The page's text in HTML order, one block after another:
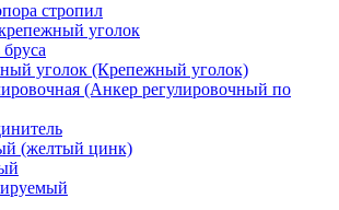
стропил
уголок
уголок (Крепежный уголок)
(Анкер регулировочный по
(желтый цинк)